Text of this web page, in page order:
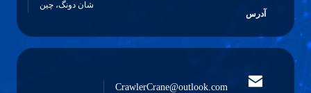
آدرس
شان دونگ، چین
CrawlerCrane@outlook.com